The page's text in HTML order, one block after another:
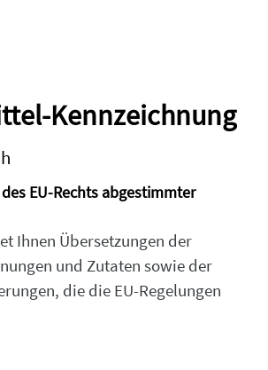
Kennzeichnung
EU-Rechts abgestimmter
Ihnen Übersetzungen der
und Zutaten sowie der
die die EU-Regelungen